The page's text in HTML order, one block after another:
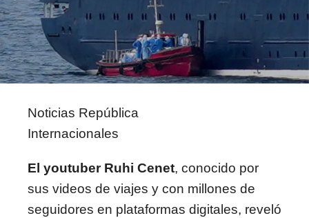
Noticias República
Internacionales
El youtuber Ruhi Cenet, conocido por
sus videos de viajes y con millones de
seguidores en plataformas digitales, reveló